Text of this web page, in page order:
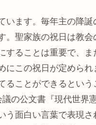
ます。毎年主の降
。聖家族の祝日は教
することは重要で、
この祝日が定められ
ることができるとい
の公文書『現代世界
う面白い言葉で表現